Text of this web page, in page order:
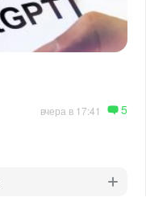
вчера в 17:41 5